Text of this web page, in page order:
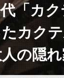
「カ
カク
の隠